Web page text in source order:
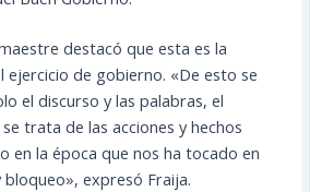
destacó que esta es la
ejercicio de gobierno. «De esto se
el discurso y las palabras, el
trata de las acciones y hechos
en la época que nos ha tocado en
expresó Fraija.